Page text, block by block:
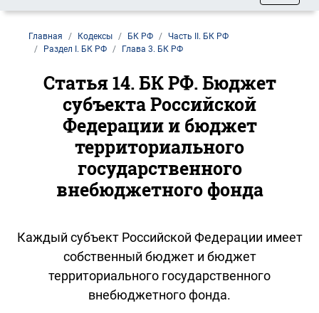
Главная Кодексы БК РФ
Часть II. БК РФ
Раздел I. БК РФ
Глава 3. БК РФ
Статья 14. БК РФ. Бюджет
субъекта Российской
Федерации и бюджет
территориального
государственного
внебюджетного фонда
Каждый субъект Российской Федерации имеет
собственный бюджет и бюджет
территориального государственного
внебюджетного фонда.